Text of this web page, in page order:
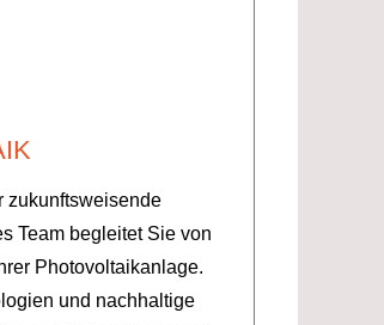
zukunftsweisende
Team begleitet Sie von
Photovoltaikanlage.
und nachhaltige